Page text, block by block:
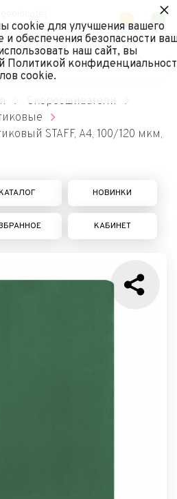
Скоросшиватели
STAFF, А4, 100/120 мкм,
НОВИНКИ
КАБИНЕТ
cookie для улучшения вашего
и обеспечения безопасности
наш сайт, вы
Политикой
cookie.
×